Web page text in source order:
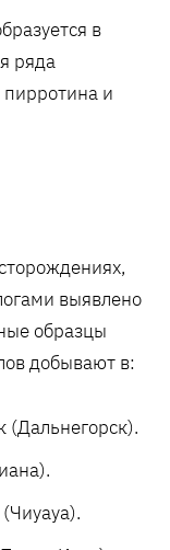
в
ряда
и
выявлено
образцы
добывают в:
(Дальнегорск).